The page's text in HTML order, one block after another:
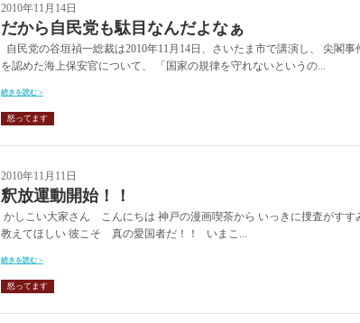
2010年11月14日
だから自民党も駄目なんだよなぁ
自民党の谷垣禎一総裁は2010年11月14日、さいたま市で講演し、 尖閣
を認めた海上保安官について、 「国家の規律を守れないというの...
続きを読む >
怒ってます
2010年11月11日
釈放運動開始！！
かしこい大家さん こんにちは 神戸の漫画喫茶から いっきに捜査がす
教えてほしい 彼こそ 真の愛国者だ！！ いまこ...
続きを読む >
怒ってます